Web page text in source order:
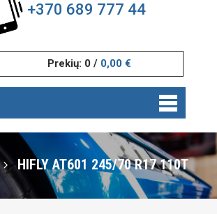
+370 689 777 44
Prekių: 0 / 0,00 €
HIFLY AT601 245/70 R17 110T